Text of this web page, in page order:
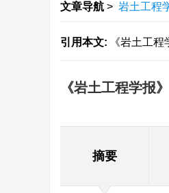
文章导航 > 岩土工程
引用本文: 《岩土工
《岩土工程学报
摘要